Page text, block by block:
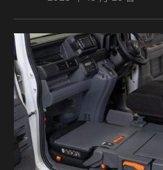
Rotary-EV身上也看得到，而
小跑車的優異操駕感受。 相信
跑車相當喜愛，而眾人也在期盼
在日本車展發表了Iconic SP概
尚性感，而動力部分是採用